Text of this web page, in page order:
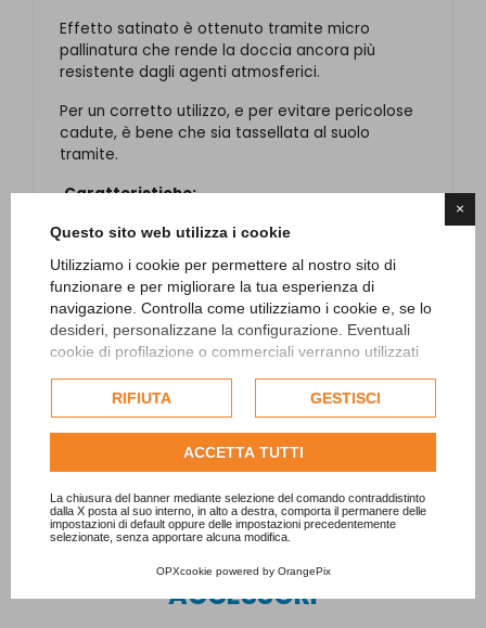
×
Questo sito web utilizza i cookie
Utilizziamo i cookie per permettere al nostro sito di
funzionare e per migliorare la tua esperienza di
navigazione. Controlla come utilizziamo i cookie e, se lo
desideri, personalizzane la configurazione. Eventuali
cookie di profilazione o commerciali verranno utilizzati
dell'utente e, se consentito, potrebbero essere utilizzati
per personalizzare gli annunci pubblicitari. Per ulteriori
informazioni su come Google utilizza i dati raccolti,
politica sulla privacy di Google
Consulta l'informativa cookie completa.
RIFIUTA GESTISCI
ACCETTA TUTTI
La chiusura del banner mediante selezione del comando contraddistinto
dalla X posta al suo interno, in alto a destra, comporta il permanere delle
impostazioni di default oppure delle impostazioni precedentemente
selezionate, senza apportare alcuna modifica.
OPXcookie powered by OrangePix
Effetto satinato è ottenuto tramite micro
pallinatura che rende la doccia ancora più
resistente dagli agenti atmosferici.
Per un corretto utilizzo, e per evitare pericolose
cadute, è bene che sia tassellata al suolo
tramite.
Caratteristiche:
Corpo doccia in acciaio inox AISI 3160 L satinato
Serbatoio 28 lt.
Soffione fisso.
Miscelatore manuale acqua calda/fredda.
Rubinetto lavapiedi.
Attacco rapido 1/2" M.
Made in Italy dal design curato.
Consegna: 10/15 giorni lavorativi.
ACCESSORI